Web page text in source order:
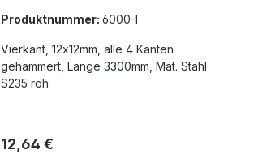
Produktnummer: 6000-I
Vierkant, 12x12mm, alle 4 Kanten
gehämmert, Länge 3300mm, Mat. Stahl
S235 roh
Regulärer Preis:
12,64 €